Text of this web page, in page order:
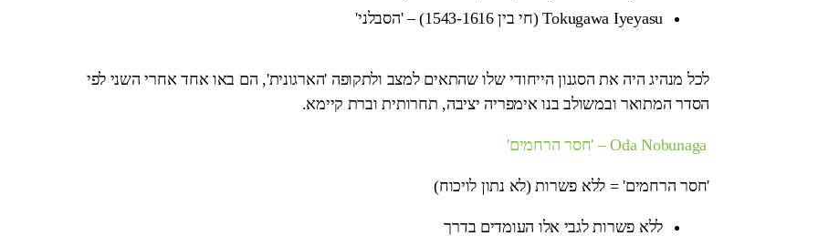
Tokugawa Iyeyasu (חי בין 1543-1616) – 'הסבלני'
לכל מנהיג היה את הסגנון הייחודי שלו שהתאים למצב ולתקופה 'הארגונית', הם באו אחד אחרי השני לפי
הסדר המתואר ובמשולב בנו אימפריה יציבה, תחרותית וברת קיימא.
Oda Nobunaga – 'חסר הרחמים'
'חסר הרחמים' = ללא פשרות (לא נתון לויכוח)
ללא פשרות לגבי אלו העומדים בדרך